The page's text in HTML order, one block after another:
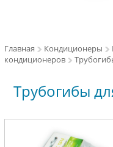
Главная Кондиционеры
кондиционеров
Трубогибы